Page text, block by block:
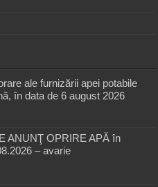
ale furnizării apei potabile
în data de 6 august 2026
ANUNŢ OPRIRE APĂ în
– avarie